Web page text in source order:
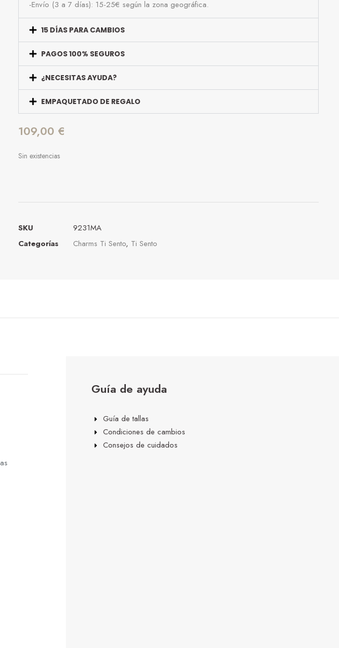
-Envío (3 a 7 días): 15-25€ según la zona geográfica.
15 DÍAS PARA CAMBIOS
PAGOS 100% SEGUROS
¿NECESITAS AYUDA?
EMPAQUETADO DE REGALO
109,00 €
Sin existencias
SKU
9231MA
Categorías
Charms Ti Sento, Ti Sento
Guía de ayuda
Guía de tallas
Condiciones de cambios
Consejos de cuidados